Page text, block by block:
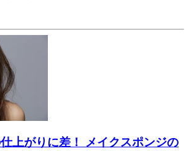
上がりに差！ メイクスポンジの